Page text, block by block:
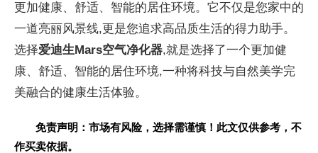
更加健康、舒适、智能的居住环境。它不仅是您家中的
一道亮丽风景线,更是您追求高品质生活的得力助手。
选择爱迪生Mars空气净化器,就是选择了一个更加健
康、舒适、智能的居住环境,一种将科技与自然美学完
美融合的健康生活体验。
免责声明：市场有风险，选择需谨慎！此文仅供参考，不
作买卖依据。